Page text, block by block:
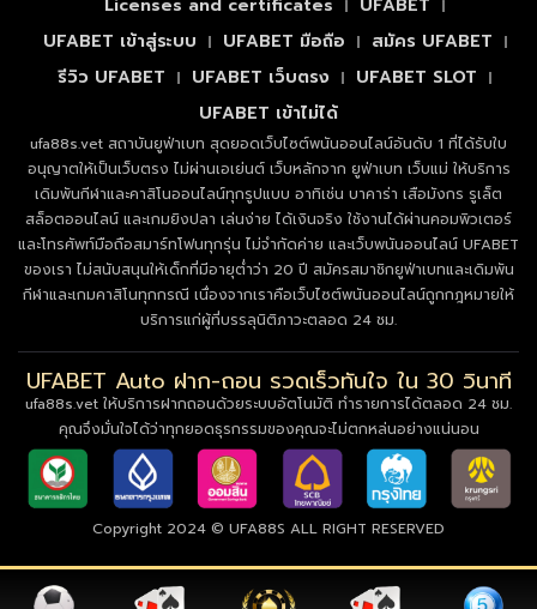
Licenses and certificates
UFABET
UFABET เข้าสู่ระบบ
UFABET มือถือ
สมัคร UFABET
รีวิว UFABET
UFABET เว็บตรง
UFABET SLOT
UFABET เข้าไม่ได้
ufa88s.vet สถาบันยูฟ่าเบท สุดยอดเว็บไซต์พนันออนไลน์อันดับ 1 ที่ได้รับใบ
อนุญาตให้เป็นเว็บตรง ไม่ผ่านเอเย่นต์ เว็บหลักจาก ยูฟ่าเบท เว็บแม่ ให้บริการ
เดิมพันกีฬาและคาสิโนออนไลน์ทุกรูปแบบ อาทิเช่น บาคาร่า เสือมังกร รูเล็ต
สล็อตออนไลน์ และเกมยิงปลา เล่นง่าย ได้เงินจริง ใช้งานได้ผ่านคอมพิวเตอร์
และโทรศัพท์มือถือสมาร์ทโฟนทุกรุ่น ไม่จำกัดค่าย และเว็บพนันออนไลน์ UFABET
ของเรา ไม่สนับสนุนให้เด็กที่มีอายุต่ำว่า 20 ปี สมัครสมาชิกยูฟ่าเบทและเดิมพัน
กีฬาและเกมคาสิโนทุกกรณี เนื่องจากเราคือเว็บไซต์พนันออนไลน์ถูกกฎหมายให้
บริการแก่ผู้ที่บรรลุนิติภาวะตลอด 24 ชม.
UFABET Auto ฝาก-ถอน รวดเร็วทันใจ ใน 30 วินาที
ufa88s.vet ให้บริการฝากถอนด้วยระบบอัตโนมัติ ทำรายการได้ตลอด 24 ชม.
คุณจึงมั่นใจได้ว่าทุกยอดธุรกรรมของคุณจะไม่ตกหล่นอย่างแน่นอน
Copyright 2024 © UFA88S ALL RIGHT RESERVED